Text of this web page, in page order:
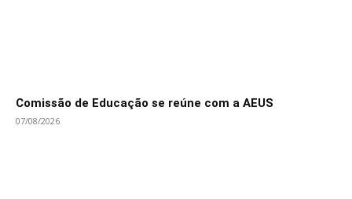
Comissão de Educação se reúne com a AEUS
07/08/2026